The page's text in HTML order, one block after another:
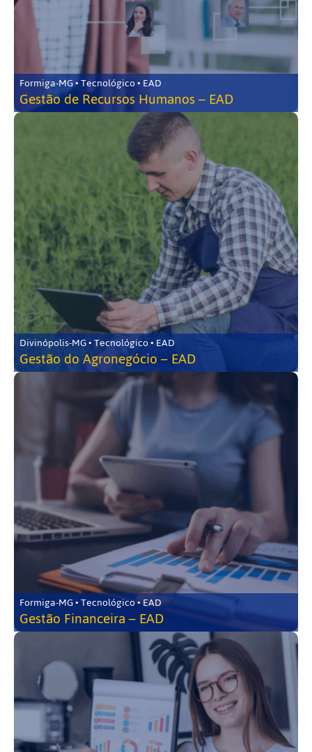
Formiga-MG • Tecnológico • EAD
Gestão de Recursos Humanos – EAD
Divinópolis-MG • Tecnológico • EAD
Gestão do Agronegócio – EAD
Formiga-MG • Tecnológico • EAD
Gestão Financeira – EAD